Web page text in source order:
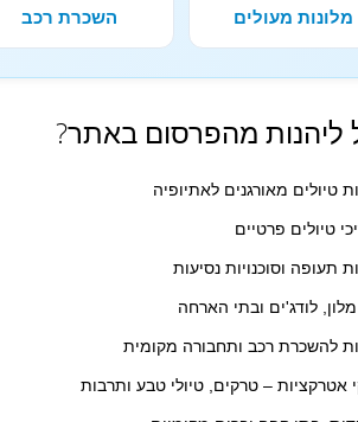
מלונות מעולים השכרת רכב
ליהנות מהפרסום באתר?
טיולים מאורגנים לאתיופיה
טיולים פרטיים
תעופה וסוכנויות נסיעות
לודג'ים ובתי הארחה
להשכרת רכב ותחבורה מקומית
אטרקציות – טרקים, טיולי טבע ותרבות